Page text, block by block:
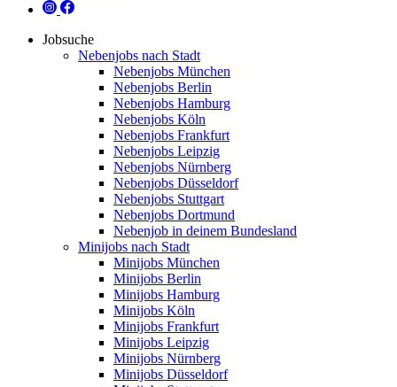
Jobsuche
Nebenjobs nach Stadt
Nebenjobs München
Nebenjobs Berlin
Nebenjobs Hamburg
Nebenjobs Köln
Nebenjobs Frankfurt
Nebenjobs Leipzig
Nebenjobs Nürnberg
Nebenjobs Düsseldorf
Nebenjobs Stuttgart
Nebenjobs Dortmund
Nebenjob in deinem Bundesland
Minijobs nach Stadt
Minijobs München
Minijobs Berlin
Minijobs Hamburg
Minijobs Köln
Minijobs Frankfurt
Minijobs Leipzig
Minijobs Nürnberg
Minijobs Düsseldorf